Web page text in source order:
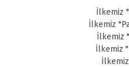
İlkemiz
İlkemiz
İlkemiz
İlkemiz
İlkemiz